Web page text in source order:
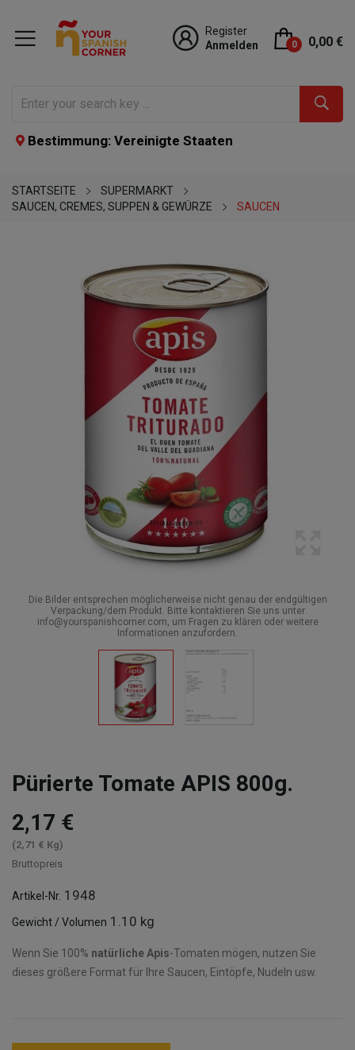
Register
Anmelden
0 0,00 €
Bestimmung: Vereinigte Staaten
STARTSEITE
SUPERMARKT
SAUCEN, CREMES, SUPPEN & GEWÜRZE
SAUCEN
Die Bilder entsprechen möglicherweise nicht genau der endgültigen
Verpackung/dem Produkt. Bitte kontaktieren Sie uns unter
info@yourspanishcorner.com, um Fragen zu klären oder weitere
Informationen anzufordern.
Pürierte Tomate APIS 800g.
2,17 €
(2,71 € Kg)
Bruttopreis
Artikel-Nr. 1948
Gewicht / Volumen 1.10 kg
Wenn Sie 100% natürliche Apis-Tomaten mögen, nutzen Sie
dieses größere Format für Ihre Saucen, Eintöpfe, Nudeln usw.